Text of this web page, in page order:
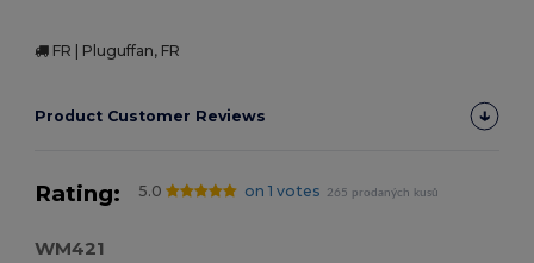
FR | Pluguffan, FR
Product Customer Reviews
Rating: 5.0 on 1 votes 265 prodaných kusů
WM421